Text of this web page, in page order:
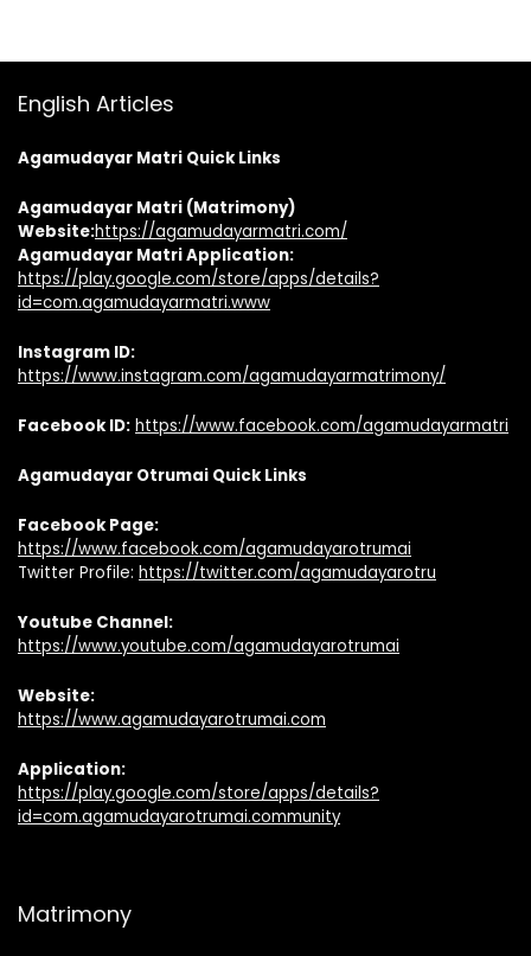
English Articles
Agamudayar Matri Quick Links
Agamudayar Matri (Matrimony)
Website:https://agamudayarmatri.com/
Agamudayar Matri Application:
https://play.google.com/store/apps/details?
id=com.agamudayarmatri.www
Instagram ID:
https://www.instagram.com/agamudayarmatrimony/
Facebook ID: https://www.facebook.com/agamudayarmatri
Agamudayar Otrumai Quick Links
Facebook Page:
https://www.facebook.com/agamudayarotrumai
Twitter Profile: https://twitter.com/agamudayarotru
Youtube Channel:
https://www.youtube.com/agamudayarotrumai
Website:
https://www.agamudayarotrumai.com
Application:
https://play.google.com/store/apps/details?
id=com.agamudayarotrumai.community
Matrimony